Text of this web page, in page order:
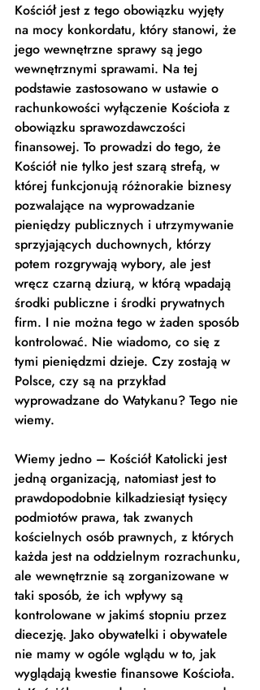
Kościół jest z tego obowiązku wyjęty
na mocy konkordatu, który stanowi, że
jego wewnętrzne sprawy są jego
wewnętrznymi sprawami. Na tej
podstawie zastosowano w ustawie o
rachunkowości wyłączenie Kościoła z
obowiązku sprawozdawczości
finansowej. To prowadzi do tego, że
Kościół nie tylko jest szarą strefą, w
której funkcjonują różnorakie biznesy
pozwalające na wyprowadzanie
pieniędzy publicznych i utrzymywanie
sprzyjających duchownych, którzy
potem rozgrywają wybory, ale jest
wręcz czarną dziurą, w którą wpadają
środki publiczne i środki prywatnych
firm. I nie można tego w żaden sposób
kontrolować. Nie wiadomo, co się z
tymi pieniędzmi dzieje. Czy zostają w
Polsce, czy są na przykład
wyprowadzane do Watykanu? Tego nie
wiemy.
Wiemy jedno – Kościół Katolicki jest
jedną organizacją, natomiast jest to
prawdopodobnie kilkadziesiąt tysięcy
podmiotów prawa, tak zwanych
kościelnych osób prawnych, z których
każda jest na oddzielnym rozrachunku,
ale wewnętrznie są zorganizowane w
taki sposób, że ich wpływy są
kontrolowane w jakimś stopniu przez
diecezję. Jako obywatelki i obywatele
nie mamy w ogóle wglądu w to, jak
wyglądają kwestie finansowe Kościoła.